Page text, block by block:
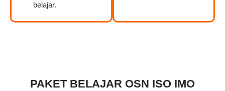
belajar.
PAKET BELAJAR OSN ISO IMO